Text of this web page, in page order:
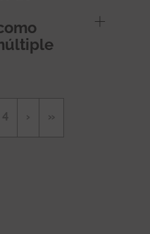
Página
4
Siguiente
›
Última
»